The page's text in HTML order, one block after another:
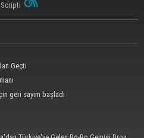
Geçti
geri sayım başladı